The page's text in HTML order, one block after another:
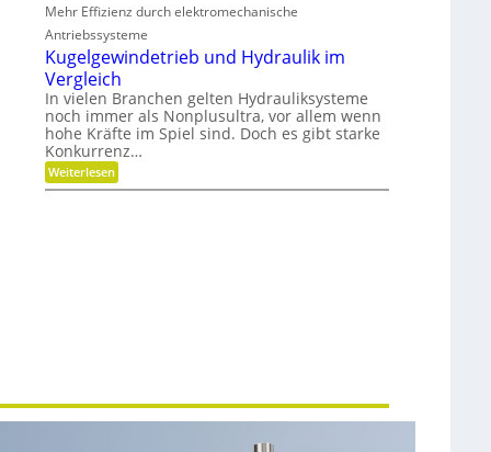
u
n
d
P
r
ä
z
i
s
i
o
n
h
r
l
e
x
i
b
i
l
i
t
P
Mehr Effizienz durch elektromechanische
Antriebssysteme
Kugelgewindetrieb und Hydraulik im
Vergleich
In vielen Branchen gelten Hydrauliksysteme
noch immer als Nonplusultra, vor allem wenn
hohe Kräfte im Spiel sind. Doch es gibt starke
Konkurrenz…
Weiterlesen:
K
i